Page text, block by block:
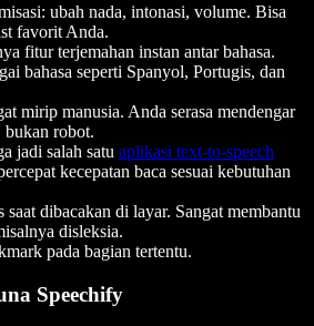
ubah nada, intonasi, volume. Bisa
favorit Anda.
fitur terjemahan instan antar bahasa.
bahasa seperti Spanyol, Portugis, dan
mirip manusia. Anda serasa mendengar
bukan robot.
jadi salah satu aplikasi text-to-speech
kecepatan baca sesuai kebutuhan
saat dibacakan di layar. Sangat membantu
disleksia.
pada bagian tertentu.
Speechify